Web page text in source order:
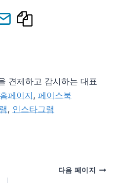
견제하고 감시하는 대표
홈페이지 , 페이스북
, 인스타그램
다음 페이지